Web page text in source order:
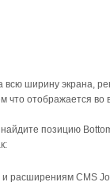
всю ширину экрана,
что отображается
позицию
расширениям CMS